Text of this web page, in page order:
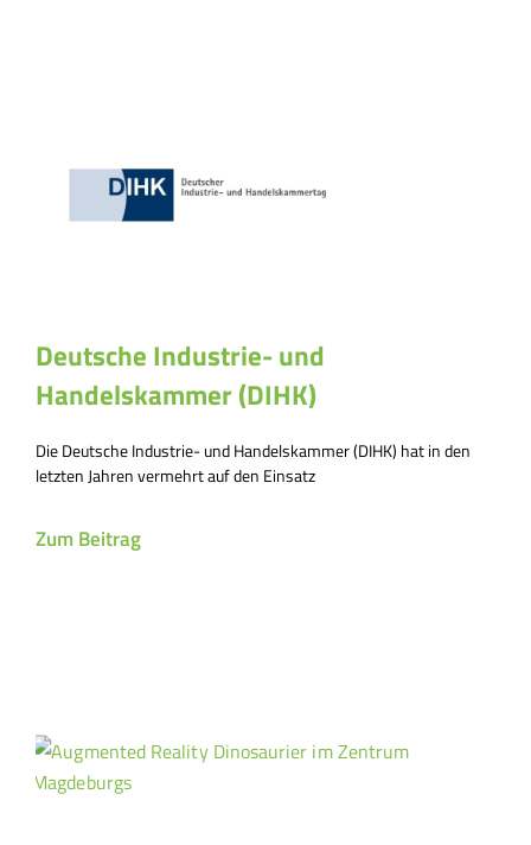
Deutsche Industrie- und
Handelskammer (DIHK)
Die Deutsche Industrie- und Handelskammer (DIHK) hat in den
letzten Jahren vermehrt auf den Einsatz
Zum Beitrag